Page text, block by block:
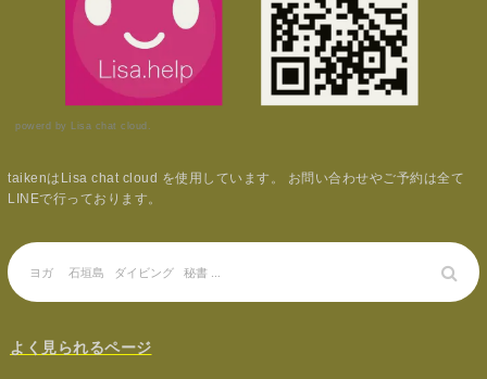
powerd by Lisa chat cloud.
taikenはLisa chat cloud を使用しています。 お問い合わせやご予約は全て
LINEで行っております。
よく見られるページ